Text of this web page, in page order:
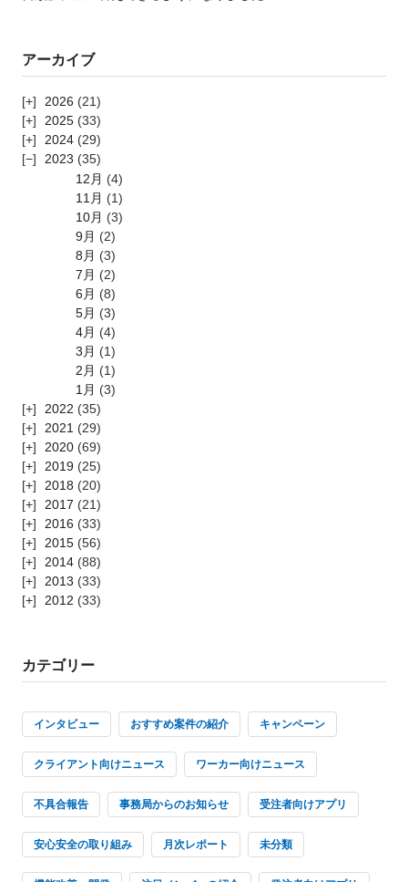
アーカイブ
2026 (21)
2025 (33)
2024 (29)
2023 (35)
12月 (4)
11月 (1)
10月 (3)
9月 (2)
8月 (3)
7月 (2)
6月 (8)
5月 (3)
4月 (4)
3月 (1)
2月 (1)
1月 (3)
2022 (35)
2021 (29)
2020 (69)
2019 (25)
2018 (20)
2017 (21)
2016 (33)
2015 (56)
2014 (88)
2013 (33)
2012 (33)
カテゴリー
インタビュー おすすめ案件の紹介 キャンペーン
クライアント向けニュース ワーカー向けニュース
不具合報告 事務局からのお知らせ 受注者向けアプリ
安心安全の取り組み 月次レポート 未分類